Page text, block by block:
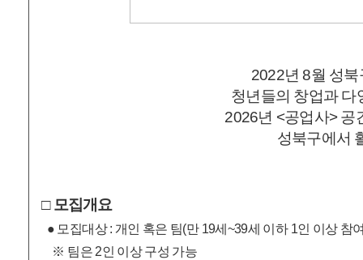
2022년 8월 성
청년들의 창업과 다
2026년 <공업사> 공
성북구에서
□ 모집개요
● 모집대상 : 개인 혹은 팀(만 19세~39세 이하 1인 이상 참
※ 팀은 2인 이상 구성 가능